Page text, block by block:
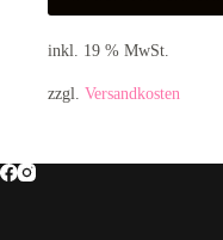
inkl. 19 % MwSt.
zzgl. Versandkosten